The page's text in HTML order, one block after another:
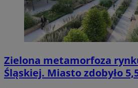
Zielona metamorfoza
Śląskiej. Miasto zdobyło